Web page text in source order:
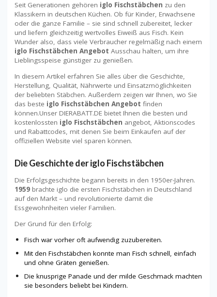
Seit Generationen gehören iglo Fischstäbchen zu den
Klassikern in deutschen Küchen. Ob für Kinder, Erwachsene
oder die ganze Familie – sie sind schnell zubereitet, lecker
und liefern gleichzeitig wertvolles Eiweiß aus Fisch. Kein
Wunder also, dass viele Verbraucher regelmäßig nach einem
iglo Fischstäbchen Angebot Ausschau halten, um ihre
Lieblingsspeise günstiger zu genießen.
In diesem Artikel erfahren Sie alles über die Geschichte,
Herstellung, Qualität, Nährwerte und Einsatzmöglichkeiten
der beliebten Stäbchen. Außerdem zeigen wir Ihnen, wo Sie
das beste iglo Fischstäbchen Angebot finden
können.Unser DIERABATT.DE bietet Ihnen die besten und
kostenlossten iglo Fischstäbchen angebot, Aktionscodes
und Rabattcodes, mit denen Sie beim Einkaufen auf der
offiziellen Website viel sparen können.
Die Geschichte der iglo Fischstäbchen
Die Erfolgsgeschichte begann bereits in den 1950er-Jahren.
1959 brachte iglo die ersten Fischstäbchen in Deutschland
auf den Markt – und revolutionierte damit die
Essgewohnheiten vieler Familien.
Der Grund für den Erfolg:
Fisch war vorher oft aufwendig zuzubereiten.
Mit den Fischstäbchen konnte man Fisch schnell, einfach
und ohne Gräten genießen.
Die knusprige Panade und der milde Geschmack machten
sie besonders beliebt bei Kindern.